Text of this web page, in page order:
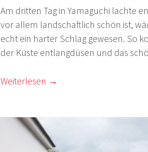
Am dritten Tag in Yamaguchi lachte
vor allem landschaftlich schön ist,
echt ein harter Schlag gewesen. So
der Küste entlangdüsen und das
Weiterlesen →